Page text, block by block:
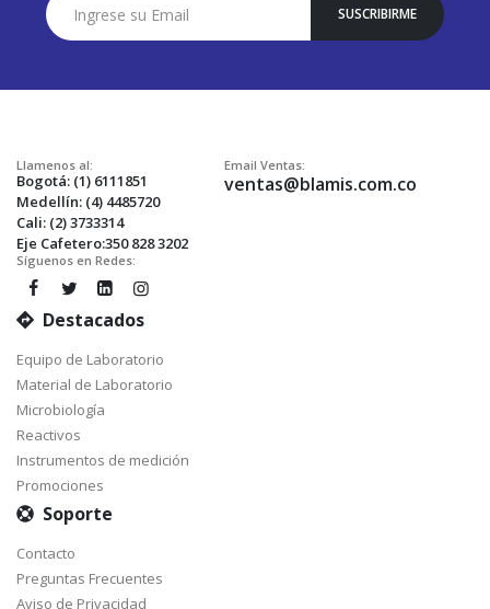
a
Nuestro
SUSCRIBIRME
Llamenos al:
Bogotá: (1) 6111851
Medellín: (4) 4485720
Cali: (2) 3733314
Eje Cafetero:350 828 3202
Email Ventas:
ventas@blamis.com.co
Síguenos en Redes:
Destacados
Equipo de Laboratorio
Material de Laboratorio
Microbiología
Reactivos
Instrumentos de medición
Promociones
Soporte
Contacto
Preguntas Frecuentes
Aviso de Privacidad